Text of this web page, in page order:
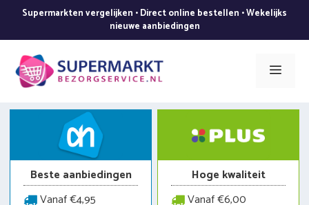
de
inhoud
Supermarkten vergelijken • Direct online bestellen • Wekelijks
nieuwe aanbiedingen
Menu
Beste aanbiedingen
Vanaf €4,95
Hoge kwaliteit
Vanaf €6,00